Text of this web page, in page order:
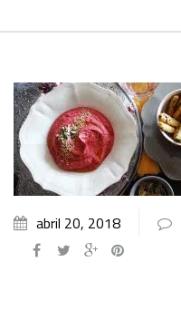
abril 20, 2018